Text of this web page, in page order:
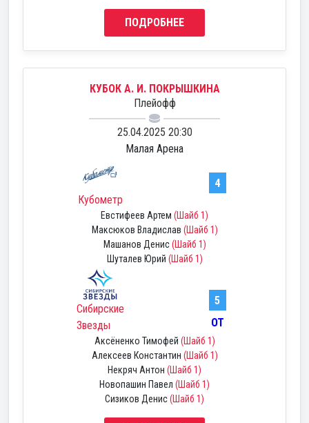
ПОДРОБНЕЕ
Кубометр
4
Евстифеев Артем (Шайб 1)
Максюков Владислав (Шайб 1)
Машанов Денис(Шайб 1)
Шуталев Юрий (Шайб 1)
КУБОК А. И. ПОКРЫШКИНА
Плейофф
25.04.2025 20:30
Малая Арена
5
ОТ
Сибирские
Звезды
Аксёненко Тимофей (Шайб 1)
Алексеев Константин (Шайб 1)
Некряч Антон (Шайб 1)
Новопашин Павел (Шайб 1)
Сизиков Денис(Шайб 1)